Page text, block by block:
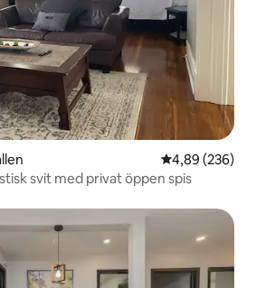
4,89 av 5 i
4,89 (236)
svit med privat öppen spis